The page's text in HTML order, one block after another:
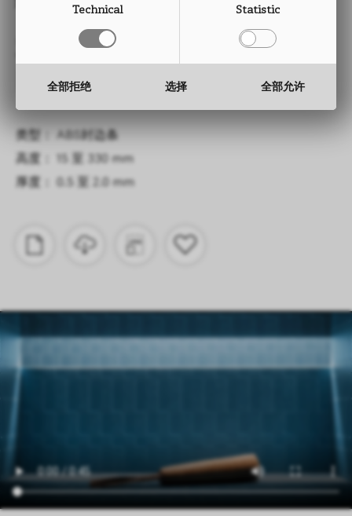
SBALZO
UB21
类型： ABS封边条
高度： 15 至 330 mm
厚度： 0.5 至 2.0 mm
they have collected from your use of their services.
Technical Statistic
全部拒绝 选择 全部允许